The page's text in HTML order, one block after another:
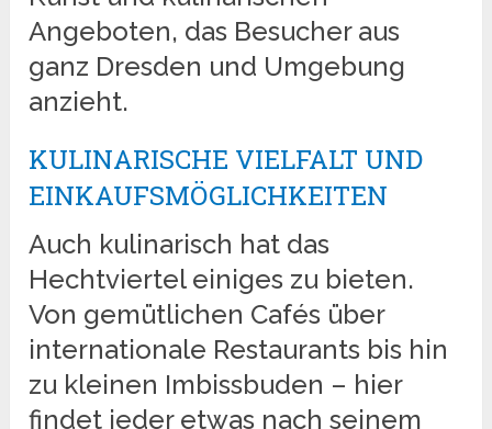
Angeboten, das Besucher aus
ganz Dresden und Umgebung
anzieht.
KULINARISCHE VIELFALT UND
EINKAUFSMÖGLICHKEITEN
Auch kulinarisch hat das
Hechtviertel einiges zu bieten.
Von gemütlichen Cafés über
internationale Restaurants bis hin
zu kleinen Imbissbuden – hier
findet jeder etwas nach seinem